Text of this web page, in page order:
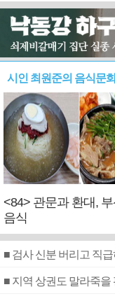
시인 최원준의 음식문
<84> 관문과 환대,
음식
■ 지역 상권도 말라죽